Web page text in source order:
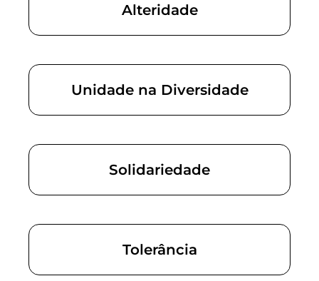
Alteridade
Unidade na Diversidade
Solidariedade
Tolerância